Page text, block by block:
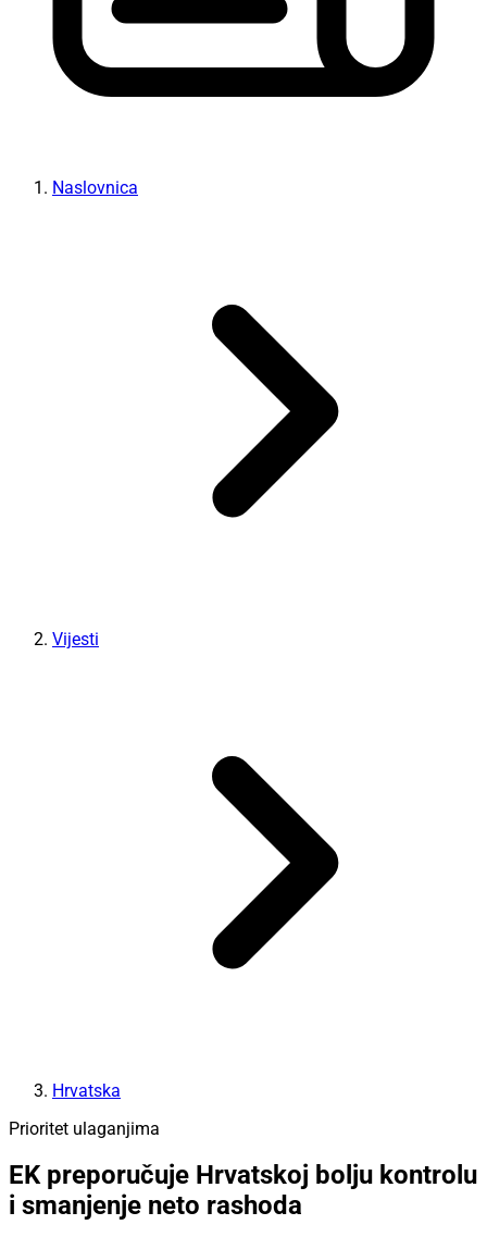
Naslovnica
Vijesti
Hrvatska
Prioritet ulaganjima
EK preporučuje Hrvatskoj bolju kontrolu
i smanjenje neto rashoda